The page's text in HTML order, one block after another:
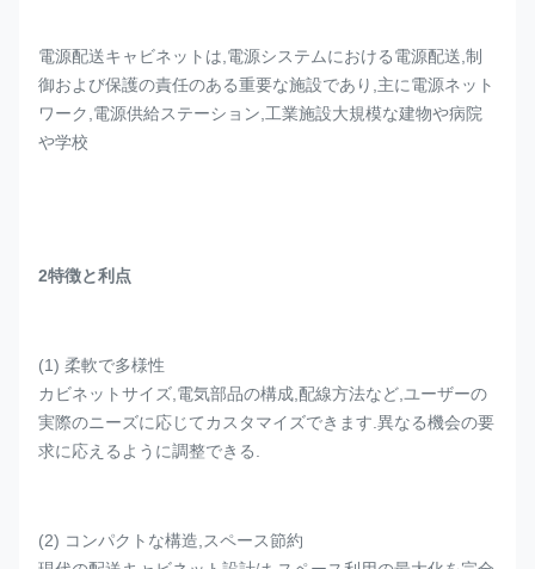
電源配送キャビネットは,電源システムにおける電源配送,制
御および保護の責任のある重要な施設であり,主に電源ネット
ワーク,電源供給ステーション,工業施設大規模な建物や病院
や学校
2特徴と利点
(1) 柔軟で多様性
カビネットサイズ,電気部品の構成,配線方法など,ユーザーの
実際のニーズに応じてカスタマイズできます.異なる機会の要
求に応えるように調整できる.
(2) コンパクトな構造,スペース節約